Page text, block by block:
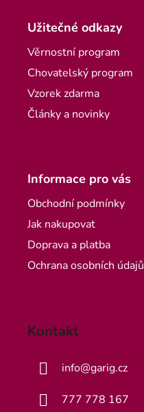
Užitečné odkazy
Věrnostní program
Chovatelský program
Vzorek zdarma
Články a novinky
Informace pro vás
Obchodní podmínky
Jak nakupovat
Doprava a platba
Ochrana osobních údajů
Kontakt
info@garig.cz
777 778 167